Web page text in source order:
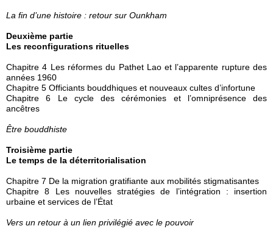
La fin d’une histoire : retour sur Ounkham
Deuxième partie
Les reconfigurations rituelles
Chapitre 4 Les réformes du Pathet Lao et l’apparente rupture des
années 1960
Chapitre 5 Officiants bouddhiques et nouveaux cultes d’infortune
Chapitre 6 Le cycle des cérémonies et l’omniprésence des
ancêtres
Être bouddhiste
Troisième partie
Le temps de la déterritorialisation
Chapitre 7 De la migration gratifiante aux mobilités stigmatisantes
Chapitre 8 Les nouvelles stratégies de l’intégration : insertion
urbaine et services de l’État
Vers un retour à un lien privilégié avec le pouvoir